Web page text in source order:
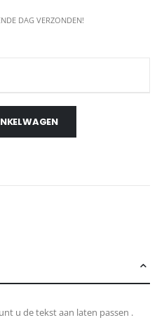
DAG VERZONDEN!
u de tekst aan laten passen .